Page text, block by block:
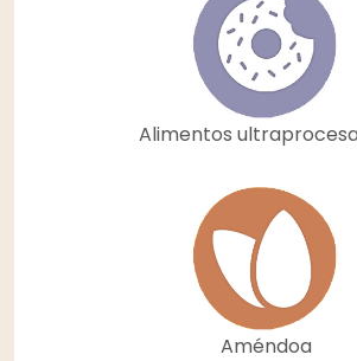
Alimentos
Améndoa